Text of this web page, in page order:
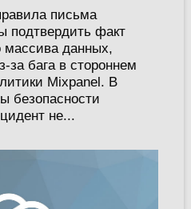
письма
подтвердить факт
массива данных,
за бага в стороннем
Mixpanel. В
безопасности
не...